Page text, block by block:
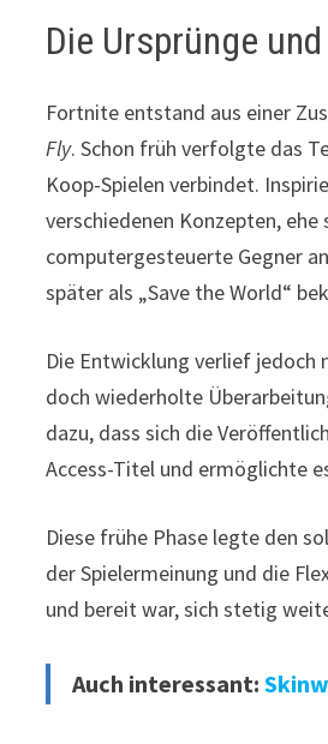
Die Ursprünge
Fortnite entstand aus einer
Fly. Schon früh verfolgte das
Koop-Spielen verbindet.
verschiedenen Konzepten,
computergesteuerte Gegner
später als „Save the World“
Die Entwicklung verlief
doch wiederholte
dazu, dass sich die
Access-Titel und ermöglichte
Diese frühe Phase legte den
der Spielermeinung und die
und bereit war, sich stetig
Auch interessant: